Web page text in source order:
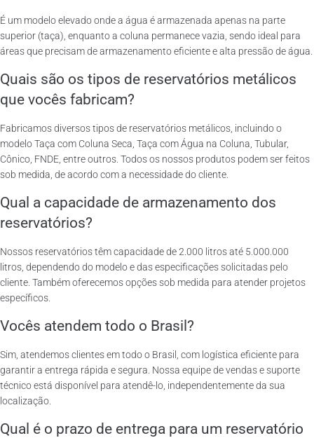
É um modelo elevado onde a água é armazenada apenas na parte
superior (taça), enquanto a coluna permanece vazia, sendo ideal para
áreas que precisam de armazenamento eficiente e alta pressão de água.
Quais são os tipos de reservatórios metálicos
que vocês fabricam?
Fabricamos diversos tipos de reservatórios metálicos, incluindo o
modelo Taça com Coluna Seca, Taça com Água na Coluna, Tubular,
Cônico, FNDE, entre outros. Todos os nossos produtos podem ser feitos
sob medida, de acordo com a necessidade do cliente.
Qual a capacidade de armazenamento dos
reservatórios?
Nossos reservatórios têm capacidade de 2.000 litros até 5.000.000
litros, dependendo do modelo e das especificações solicitadas pelo
cliente. Também oferecemos opções sob medida para atender projetos
específicos.
Vocês atendem todo o Brasil?
Sim, atendemos clientes em todo o Brasil, com logística eficiente para
garantir a entrega rápida e segura. Nossa equipe de vendas e suporte
técnico está disponível para atendê-lo, independentemente da sua
localização.
Qual é o prazo de entrega para um reservatório